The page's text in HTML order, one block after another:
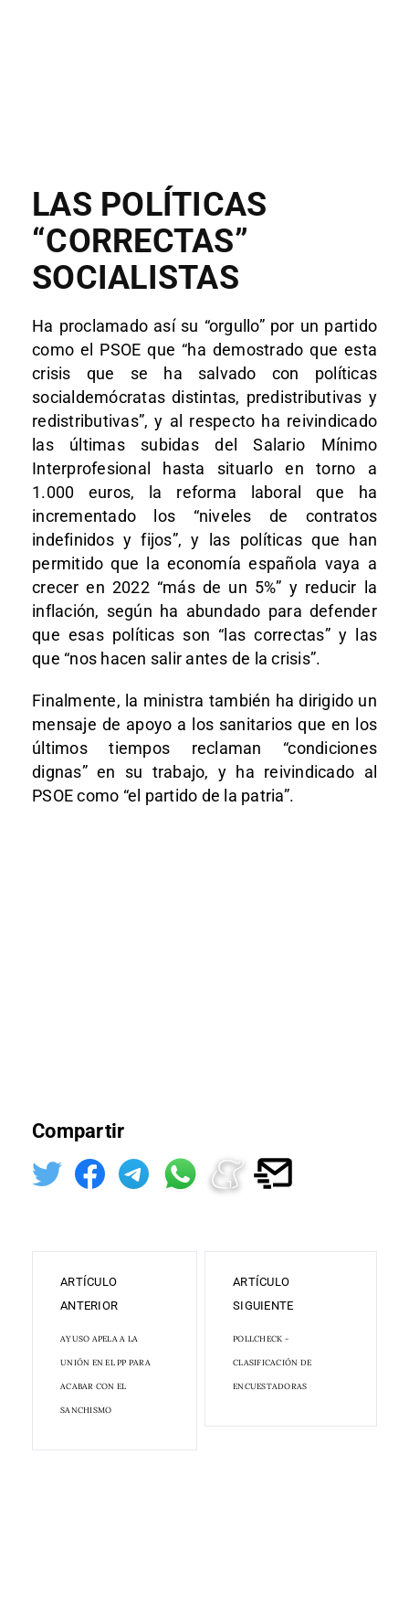
LAS POLÍTICAS
“CORRECTAS”
SOCIALISTAS
Ha proclamado así su “orgullo” por un partido
como el PSOE que “ha demostrado que esta
crisis que se ha salvado con políticas
socialdemócratas distintas, predistributivas y
redistributivas”, y al respecto ha reivindicado
las últimas subidas del Salario Mínimo
Interprofesional hasta situarlo en torno a
1.000 euros, la reforma laboral que ha
incrementado los “niveles de contratos
indefinidos y fijos”, y las políticas que han
permitido que la economía española vaya a
crecer en 2022 “más de un 5%” y reducir la
inflación, según ha abundado para defender
que esas políticas son “las correctas” y las
que “nos hacen salir antes de la crisis”.
Finalmente, la ministra también ha dirigido un
mensaje de apoyo a los sanitarios que en los
últimos tiempos reclaman “condiciones
dignas” en su trabajo, y ha reivindicado al
PSOE como “el partido de la patria”.
Compartir
ARTÍCULO
ANTERIOR
AYUSO APELA A LA
UNIÓN EN EL PP PARA
ACABAR CON EL
SANCHISMO
ARTÍCULO
SIGUIENTE
POLLCHECK -
CLASIFICACIÓN DE
ENCUESTADORAS